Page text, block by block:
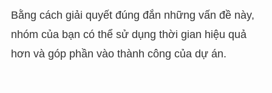
Bằng cách giải quyết đúng đắn những vấn đề này,
nhóm của bạn có thể sử dụng thời gian hiệu quả
hơn và góp phần vào thành công của dự án.